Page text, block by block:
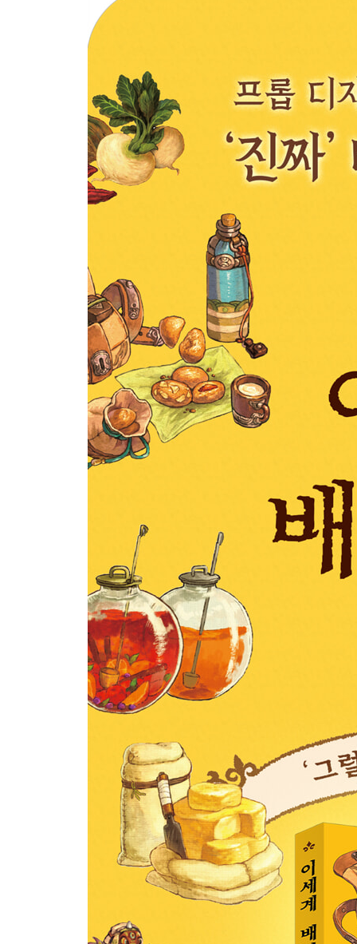
고원 지역의 생필품 50
자주 쓰는 물건들 52
행상인의 물건들 56
지역 특산품, 살구 58
살구씨 오일 만들기 60
고원 지역의 특산품 60
고원 지역의 장식 문양 62
두 주인공의 고향과 집 이야기 64
카페 ‘넬의 모카’ 외관 66
‘넬의 모카’ 둘러보기 72
카페 뒤쪽 방 76
에이슌의 집 80
에이슌의 방 84
캐릭터 설정 노트 88
MAKING 92
창작과 제작을 위해 평소에 하고 있는 일들 94
창작할 때 기억할 점 98
‘고기찐빵의 재료’를 그린다 100
‘명물 고기찐빵’을 그린다 105
‘여관의 진수성찬’을 그린다 108
‘상인들의 휴대 식량과 차’를 그린다 112
Line drawing 126
에필로그 158
MAKING COLUMNS 자주 사용하는 도구들 104
MAKING COLUMNS 제작 과정 정리 - 1 115
MAKING COLUMNS 제작 과정 정리 - 2 121